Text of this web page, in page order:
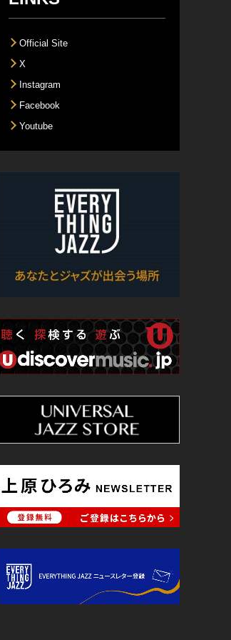
Official Site
X
Instagram
Facebook
Youtube